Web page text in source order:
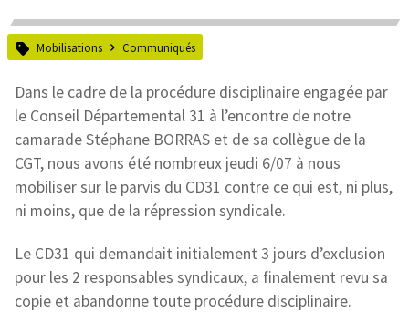
Mobilisations Communiqués
Dans le cadre de la procédure disciplinaire engagée par
le Conseil Départemental 31 à l’encontre de notre
camarade Stéphane BORRAS et de sa collègue de la
CGT, nous avons été nombreux jeudi 6/07 à nous
mobiliser sur le parvis du CD31 contre ce qui est, ni plus,
ni moins, que de la répression syndicale.
Le CD31 qui demandait initialement 3 jours d’exclusion
pour les 2 responsables syndicaux, a finalement revu sa
copie et abandonne toute procédure disciplinaire.